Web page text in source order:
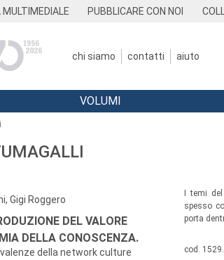
MULTIMEDIALE PUBBLICARE CON NOI
chi siamo contatti aiuto
VOLUMI
Gigi Roggero
DEL VALORE
DELLA CONOSCENZA.
della network culture
I temi
spesso
porta
tema
cod.